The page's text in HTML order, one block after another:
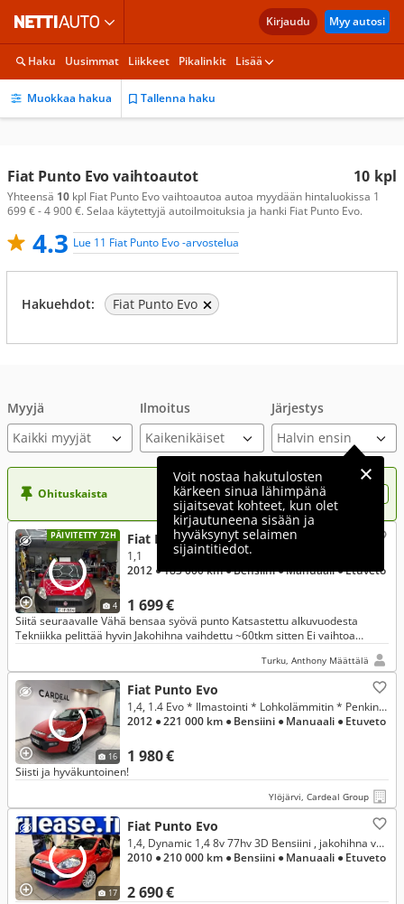
Kirjaudu Myy autosi
Haku Uusimmat Liikkeet Pikalinkit Lisää
Muokkaa hakua Tallenna haku
10 kpl
Fiat Punto Evo vaihtoautot
Yhteensä 10 kpl Fiat Punto Evo vaihtoautoa autoa myydään hintaluokissa 1
699 € - 4 900 €. Selaa käytettyjä autoilmoituksia ja hanki Fiat Punto Evo.
4.3 Lue 11 Fiat Punto Evo -arvostelua
Hakuehdot: Fiat Punto Evo
Myyjä
Kaikki myyjät
Ilmoitus Järjestys
Voit nostaa hakutulosten
kärkeen sinua lähimpänä
sijaitsevat kohteet, kun olet
kirjautuneena sisään ja
hyväksynyt selaimen
sijaintitiedot.
Ohituskaista Nosta ilmoituksesi tähän?
PÄIVITETTY 72H
4
Fiat Punto Evo
1 699 €
1,1
2012 ● 183 000 km● Bensiini● Manuaali● Etuveto
Siitä seuraavalle Vähä bensaa syövä punto Katsastettu alkuvuodesta
Tekniikka pelittää hyvin Jakohihna vaihdettu ~60tkm sitten Ei vaihtoa
Turku, Anthony Määttälä
16
Fiat Punto Evo
1 980 €
1,4, 1.4 Evo * Ilmastointi * Lohkolämmitin * Penkinlämmittimet * 2x renkaat * Vaihto/Rahoitus *
2012 ● 221 000 km ● Bensiini ● Manuaali ● Etuveto
Siisti ja hyväkuntoinen!
Ylöjärvi, Cardeal Group
17
Fiat Punto Evo
2 690 €
1,4, Dynamic 1,4 8v 77hv 3D Bensiini , jakohihna vaihdettu 9/2025
2010 ● 210 000 km ● Bensiini ● Manuaali ● Etuveto